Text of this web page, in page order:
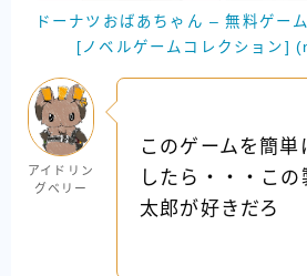
ドーナツおばあちゃん – 無料ゲー
[ノベルゲームコレクション]
アイドリン
グベリー
このゲームを簡単
したら・・・この
太郎が好きだろ